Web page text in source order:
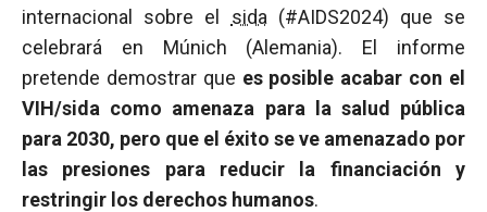
internacional sobre el sida (#AIDS2024) que se
celebrará en Múnich (Alemania). El informe
pretende demostrar que es posible acabar con el
VIH/sida como amenaza para la salud pública
para 2030, pero que el éxito se ve amenazado por
las presiones para reducir la financiación y
restringir los derechos humanos.